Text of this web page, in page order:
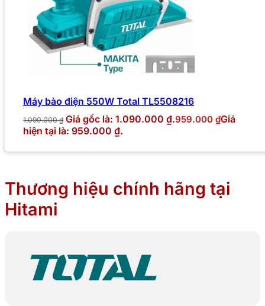
Máy bào điện 550W Total TL5508216
1.090.000₫ Giá gốc là: 1.090.000 ₫.959.000 ₫Giá
hiện tại là: 959.000 ₫.
Thương hiệu chính hãng tại
Hitami